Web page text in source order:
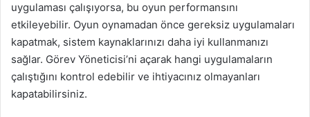
uygulaması çalışıyorsa, bu oyun performansını
etkileyebilir. Oyun oynamadan önce gereksiz uygulamaları
kapatmak, sistem kaynaklarınızı daha iyi kullanmanızı
sağlar. Görev Yöneticisi’ni açarak hangi uygulamaların
çalıştığını kontrol edebilir ve ihtiyacınız olmayanları
kapatabilirsiniz.